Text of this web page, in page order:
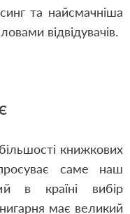
та найсмачніша
відвідувачів.
книжкових
саме наш
в країні вибір
має великий